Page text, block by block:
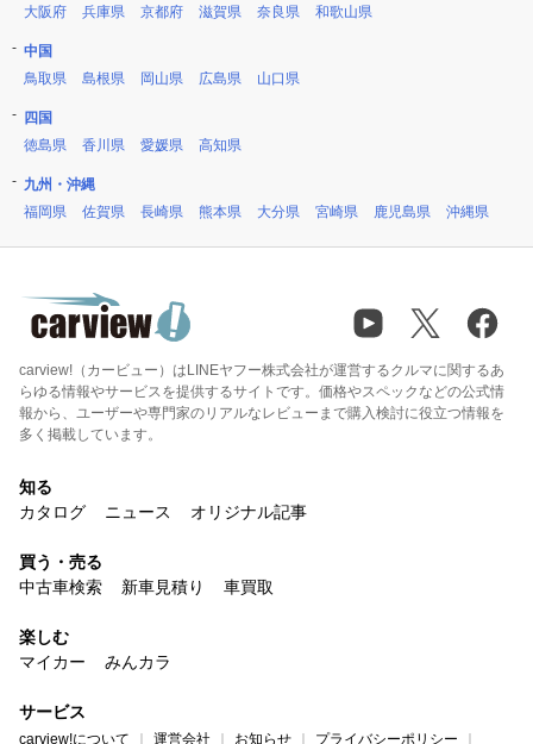
大阪府
兵庫県 京都府 滋賀県 奈良県 和歌山県
中国
鳥取県
島根県 岡山県 広島県 山口県
四国
徳島県
香川県 愛媛県 高知県
九州・沖縄
福岡県
佐賀県 長崎県 熊本県 大分県 宮崎県 鹿児島県 沖縄県
carview!（カービュー）はLINEヤフー株式会社が運営するクルマに関するあ
らゆる情報やサービスを提供するサイトです。価格やスペックなどの公式情
報から、ユーザーや専門家のリアルなレビューまで購入検討に役立つ情報を
多く掲載しています。
知る
カタログ
ニュース オリジナル記事
買う・売る
中古車検索
新車見積り 車買取
楽しむ
マイカー
みんカラ
サービス
carview!について 運営会社 お知らせ プライバシーポリシー